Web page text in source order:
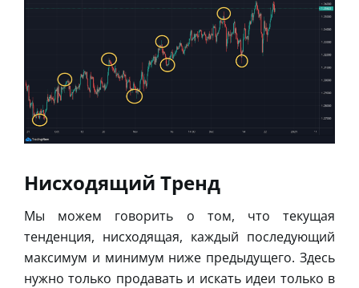
Нисходящий Тренд
Мы можем говорить о том, что текущая
тенденция, нисходящая, каждый последующий
максимум и минимум ниже предыдущего. Здесь
нужно только продавать и искать идеи только в